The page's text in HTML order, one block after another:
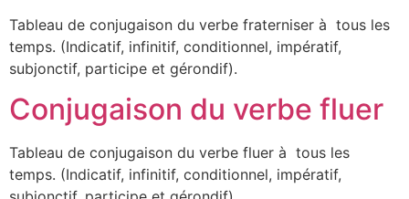
Tableau de conjugaison du verbe fraterniser à tous les
temps. (Indicatif, infinitif, conditionnel, impératif,
subjonctif, participe et gérondif).
Conjugaison du verbe fluer
Tableau de conjugaison du verbe fluer à tous les
temps. (Indicatif, infinitif, conditionnel, impératif,